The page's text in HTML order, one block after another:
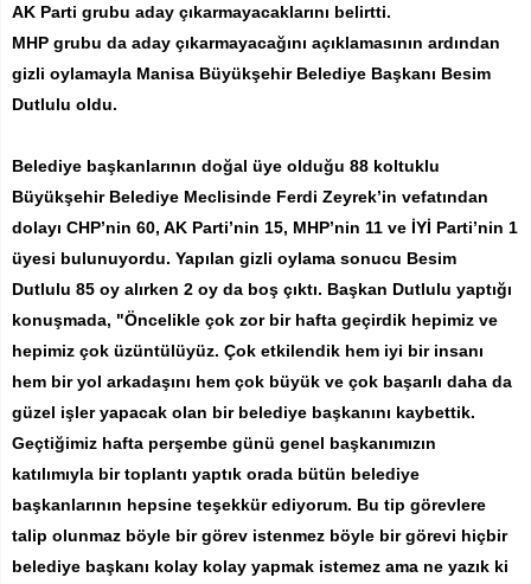
AK Parti grubu aday çıkarmayacaklarını belirtti.
MHP grubu da aday çıkarmayacağını açıklamasının ardından
gizli oylamayla Manisa Büyükşehir Belediye Başkanı Besim
Dutlulu oldu.
Belediye başkanlarının doğal üye olduğu 88 koltuklu
Büyükşehir Belediye Meclisinde Ferdi Zeyrek’in vefatından
dolayı CHP’nin 60, AK Parti’nin 15, MHP’nin 11 ve İYİ Parti’nin 1
üyesi bulunuyordu. Yapılan gizli oylama sonucu Besim
Dutlulu 85 oy alırken 2 oy da boş çıktı. Başkan Dutlulu yaptığı
konuşmada, "Öncelikle çok zor bir hafta geçirdik hepimiz ve
hepimiz çok üzüntülüyüz. Çok etkilendik hem iyi bir insanı
hem bir yol arkadaşını hem çok büyük ve çok başarılı daha da
güzel işler yapacak olan bir belediye başkanını kaybettik.
Geçtiğimiz hafta perşembe günü genel başkanımızın
katılımıyla bir toplantı yaptık orada bütün belediye
başkanlarının hepsine teşekkür ediyorum. Bu tip görevlere
talip olunmaz böyle bir görev istenmez böyle bir görevi hiçbir
belediye başkanı kolay kolay yapmak istemez ama ne yazık ki